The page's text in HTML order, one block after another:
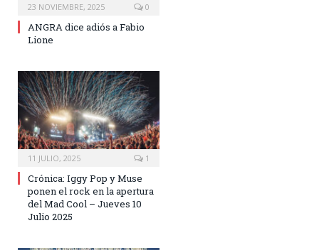
23 NOVIEMBRE, 2025 0
ANGRA dice adiós a Fabio
Lione
11 JULIO, 2025 1
Crónica: Iggy Pop y Muse
ponen el rock en la apertura
del Mad Cool – Jueves 10
Julio 2025